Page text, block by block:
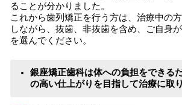
ることが分かりました。
これから歯列矯正を行う方は、治療中の
しながら、抜歯、非抜歯を含め、ご自身
を選んでください。
銀座矯正歯科は体への負担をできる
の高い仕上がりを目指して治療に取